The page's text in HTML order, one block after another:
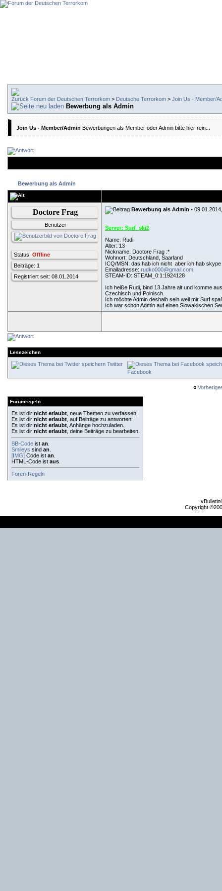
Forum der Deutschen Terrorkom > Deutsche Terrorkom > Join Us - Member/
Bewerbung als Admin
Join Us - Member/Admin Bewerbungen als Member oder Admin bitte hier rein...
Bewerbung als Admin
Doctore Frag
Benutzer
Status: Offline
Beiträge: 1
Registriert seit: 08.01.2014
Bewerbung als Admin -
Server: Surf_ski2
Name: Rudi
Alter: 13
Nickname: Doctore Frag :*
Wohnort: Deutschland, Saarland
ICQ/MSN: das hab ich nicht aber ich hab
Emailadresse: rudko000@gmail.com
STEAM-ID: STEAM_0:1:1924128
Ich heiße Rudi, bind 13 Jahre alt und komme
Czechisch und Polnisch.
Ich möchte Admin deshalb sein weil mir Surf
Ich war schon Admin auf einen Slowakischen
Lesezeichen
Twitter
Facebook
«
Forumregeln
Es ist dir nicht erlaubt , neue Themen zu verfassen.
Es ist dir nicht erlaubt , auf Beiträge zu antworten.
Es ist dir nicht erlaubt , Anhänge hochzuladen.
Es ist dir nicht erlaubt , deine Beiträge zu bearbeiten.
BB-Code ist an
Smileys sind an
[IMG] Code ist an
HTML-Code ist aus
Foren-Regeln
Copyright